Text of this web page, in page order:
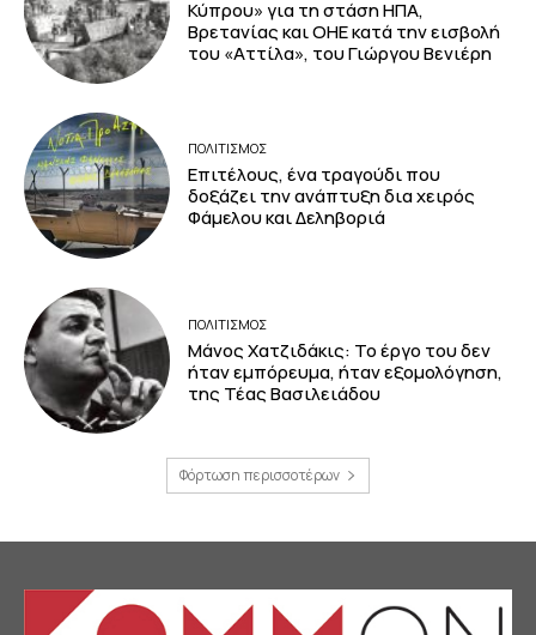
Κύπρου» για τη στάση ΗΠΑ,
Βρετανίας και ΟΗΕ κατά την εισβολή
του «Αττίλα», του Γιώργου Βενιέρη
ΠΟΛΙΤΙΣΜΟΣ
Επιτέλους, ένα τραγούδι που
δοξάζει την ανάπτυξη δια χειρός
Φάμελου και Δεληβοριά
ΠΟΛΙΤΙΣΜΟΣ
Μάνος Χατζιδάκις: Το έργο του δεν
ήταν εμπόρευμα, ήταν εξομολόγηση,
της Τέας Βασιλειάδου
Φόρτωση περισσοτέρων